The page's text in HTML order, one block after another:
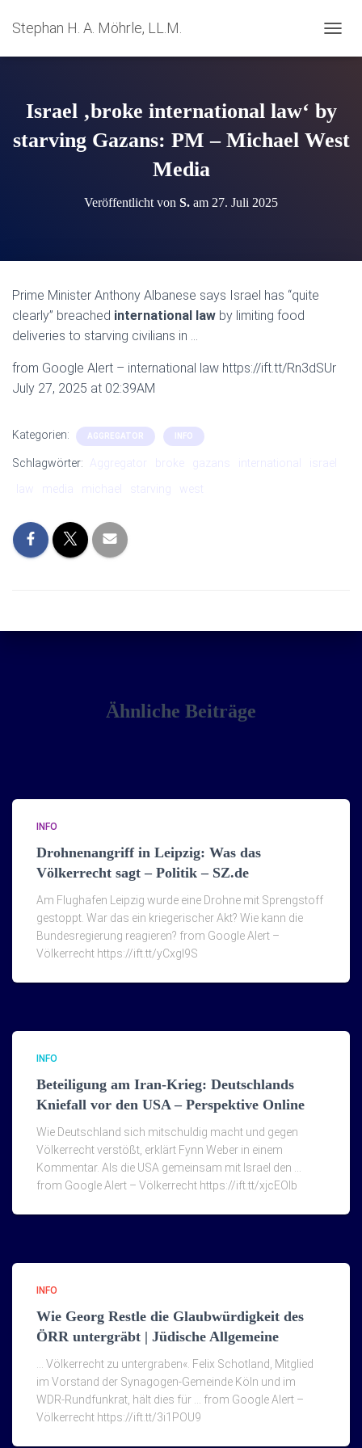
Stephan H. A. Möhrle, LL.M.
A
A
I
Israel ‚broke international law‘ by
starving Gazans: PM – Michael West
Media
Veröffentlicht von S. am 27. Juli 2025
Prime Minister Anthony Albanese says Israel has “quite
clearly” breached international law by limiting food
deliveries to starving civilians in …
from Google Alert – international law https://ift.tt/Rn3dSUr
July 27, 2025 at 02:39AM
Kategorien: AGGREGATOR INFO
Schlagwörter: Aggregator gazans international
israel
law
media michael starving west
Ähnliche Beiträge
INFO
Drohnenangriff in Leipzig: Was das
Völkerrecht sagt – Politik – SZ.de
Am Flughafen Leipzig wurde eine Drohne mit Sprengstoff
gestoppt. War das ein kriegerischer Akt? Wie kann die
Bundesregierung reagieren? from Google Alert –
Völkerrecht https://ift.tt/yCxgI9S
INFO
Beteiligung am Iran-Krieg: Deutschlands
Kniefall vor den USA – Perspektive Online
Wie Deutschland sich mitschuldig macht und gegen
Völkerrecht verstößt, erklärt Fynn Weber in einem
Kommentar. Als die USA gemeinsam mit Israel den …
from Google Alert – Völkerrecht https://ift.tt/xjcEOIb
INFO
Wie Georg Restle die Glaubwürdigkeit des
ÖRR untergräbt | Jüdische Allgemeine
… Völkerrecht zu untergraben«. Felix Schotland, Mitglied
im Vorstand der Synagogen-Gemeinde Köln und im
WDR-Rundfunkrat, hält dies für … from Google Alert –
Völkerrecht https://ift.tt/3i1POU9